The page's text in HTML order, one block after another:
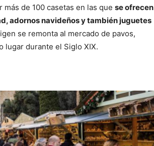
de 100 casetas en las que se ofrecen
adornos navideños y también juguetes
se remonta al mercado de pavos,
lugar durante el Siglo XIX.